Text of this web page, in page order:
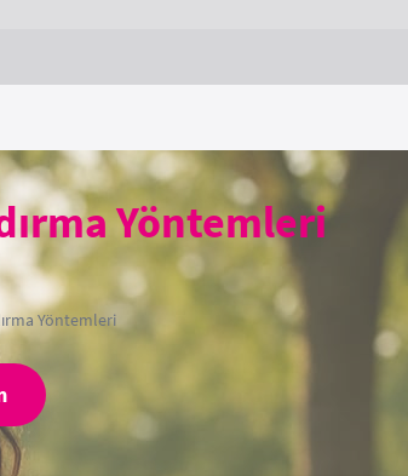
Yöntemleri
Yöntemleri